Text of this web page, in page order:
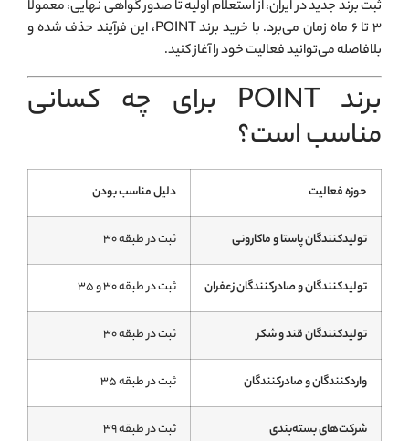
ثبت برند جدید در ایران، از استعلام اولیه تا صدور گواهی نهایی، معمولاً
۳ تا ۶ ماه زمان می‌برد. با خرید برند POINT، این فرآیند حذف شده و
بلافاصله می‌توانید فعالیت خود را آغاز کنید.
برند POINT برای چه کسانی
مناسب است؟
حوزه فعالیت دلیل مناسب بودن
تولیدکنندگان پاستا و ماکارونی ثبت در طبقه ۳۰
تولیدکنندگان و صادرکنندگان زعفران ثبت در طبقه ۳۰ و ۳۵
تولیدکنندگان قند و شکر ثبت در طبقه ۳۰
واردکنندگان و صادرکنندگان ثبت در طبقه ۳۵
شرکت‌های بسته‌بندی ثبت در طبقه ۳۹